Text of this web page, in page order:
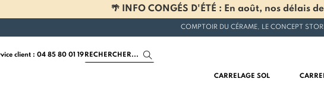
🌴 INFO CONGÉS D'ÉTÉ : En août, nos
COMPTOIR DU CÉRAME, LE CONCEPT
client : 04 85 80 01 19
CARRELAGE SOL